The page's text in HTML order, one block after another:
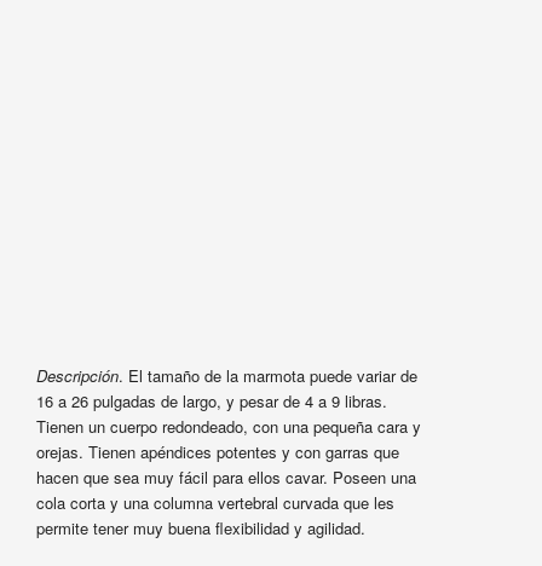
Descripción. El tamaño de la marmota puede variar de
16 a 26 pulgadas de largo, y pesar de 4 a 9 libras.
Tienen un cuerpo redondeado, con una pequeña cara y
orejas. Tienen apéndices potentes y con garras que
hacen que sea muy fácil para ellos cavar. Poseen una
cola corta y una columna vertebral curvada que les
permite tener muy buena flexibilidad y agilidad.